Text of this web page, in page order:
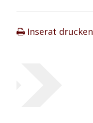
Inserat drucken